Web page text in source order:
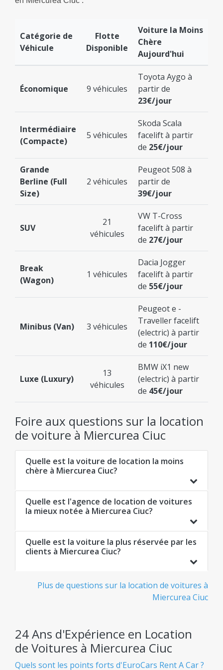
Catégorie de
Véhicule
Flotte
Disponible
Voiture la Moins
Chère
Aujourd'hui
Économique 9 véhicules
Toyota Aygo à
partir de
23€/jour
Intermédiaire
(Compacte)
5 véhicules
Skoda Scala
facelift à partir
de 25€/jour
Grande
Berline (Full
Size)
2 véhicules
Peugeot 508 à
partir de
39€/jour
SUV
21
véhicules
VW T-Cross
facelift à partir
de 27€/jour
Break
(Wagon)
1 véhicules
Dacia Jogger
facelift à partir
de 55€/jour
Minibus (Van) 3 véhicules
Peugeot e -
Traveller facelift
(electric) à partir
de 110€/jour
Luxe (Luxury)
13
véhicules
BMW iX1 new
(electric) à partir
de 45€/jour
Foire aux questions sur la location
de voiture à Miercurea Ciuc
Quelle est la voiture de location la moins
chère à Miercurea Ciuc?
Quelle est l'agence de location de voitures
la mieux notée à Miercurea Ciuc?
Quelle est la voiture la plus réservée par les
clients à Miercurea Ciuc?
Plus de questions sur la location de voitures à
Miercurea Ciuc
24 Ans d'Expérience en Location
de Voitures à Miercurea Ciuc
Quels sont les points forts d'EuroCars Rent A Car ?